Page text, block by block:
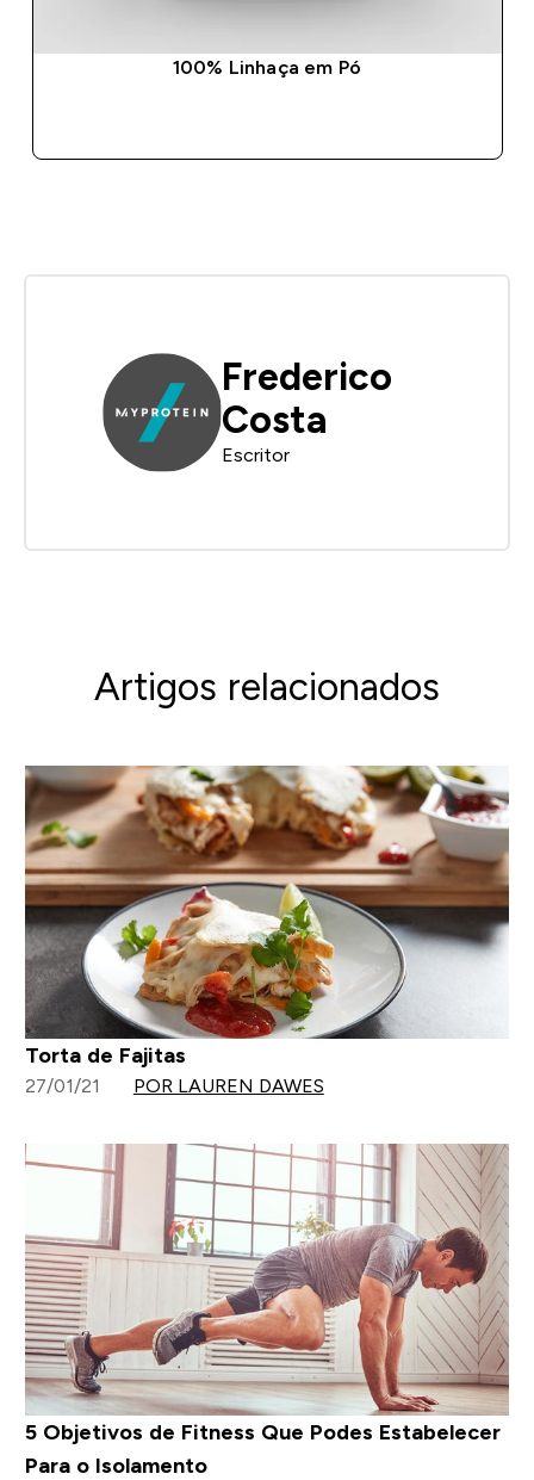
100% Linhaça em Pó
Frederico
Costa
Escritor
Artigos relacionados
Torta de Fajitas
27/01/21 POR LAUREN DAWES
5 Objetivos de Fitness Que Podes Estabelecer
Para o Isolamento